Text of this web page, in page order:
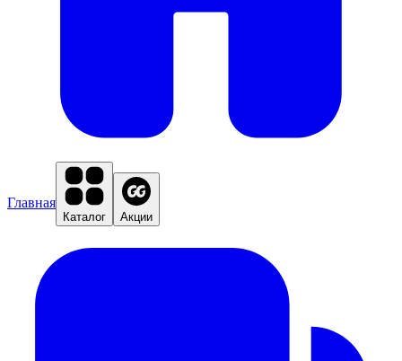
Главная
Каталог Акции